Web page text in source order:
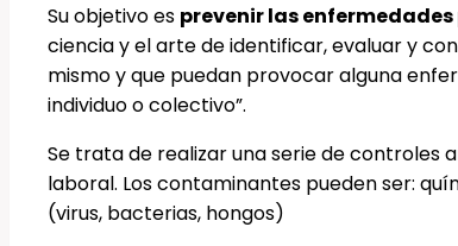
Su objetivo es prevenir las
ciencia y el arte de identificar, evaluar y
mismo y que puedan provocar alguna
individuo o colectivo”.
Se trata de realizar una serie de controles
laboral. Los contaminantes pueden ser:
(virus, bacterias, hongos)